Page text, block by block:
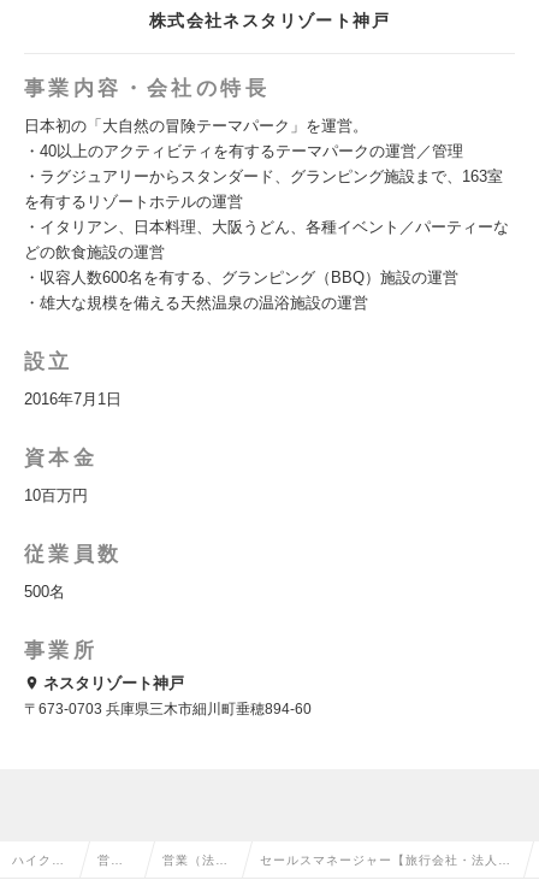
株式会社ネスタリゾート神戸
事業内容・会社の特長
日本初の「大自然の冒険テーマパーク」を運営。
・40以上のアクティビティを有するテーマパークの運営／管理
・ラグジュアリーからスタンダード、グランピング施設まで、163室
を有するリゾートホテルの運営
・イタリアン、日本料理、大阪うどん、各種イベント／パーティーな
どの飲食施設の運営
・収容人数600名を有する、グランピング（BBQ）施設の運営
・雄大な規模を備える天然温泉の温浴施設の運営
設立
2016年7月1日
資本金
10百万円
従業員数
500名
事業所
ネスタリゾート神戸
〒673-0703 兵庫県三木市細川町垂穂894-60
ハイクラ 営業 営業（法人 セールスマネージャー【旅行会社・法人向